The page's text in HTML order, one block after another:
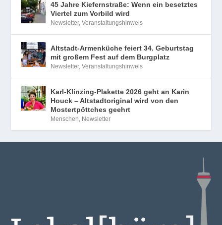
45 Jahre Kiefernstraße: Wenn ein besetztes
Viertel zum Vorbild wird
Newsletter,Veranstaltungshinweis
Altstadt-Armenküche feiert 34. Geburtstag
mit großem Fest auf dem Burgplatz
Newsletter,Veranstaltungshinweis
Karl-Klinzing-Plakette 2026 geht an Karin
Houck – Altstadtoriginal wird von den
Mostertpöttches geehrt
Menschen, Newsletter